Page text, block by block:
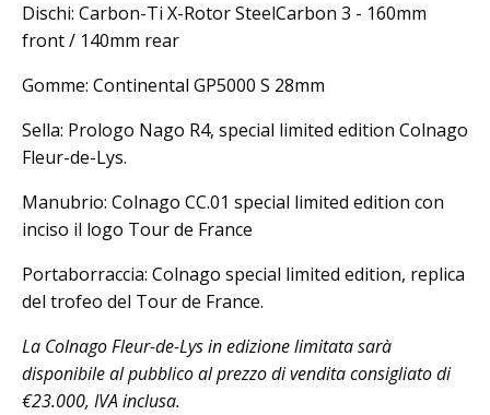
Dischi: Carbon-Ti X-Rotor SteelCarbon 3 - 160mm
front / 140mm rear
Gomme: Continental GP5000 S 28mm
Sella: Prologo Nago R4, special limited edition Colnago
Fleur-de-Lys.
Manubrio: Colnago CC.01 special limited edition con
inciso il logo Tour de France
Portaborraccia: Colnago special limited edition, replica
del trofeo del Tour de France.
La Colnago Fleur-de-Lys in edizione limitata sarà
disponibile al pubblico al prezzo di vendita consigliato di
€23.000, IVA inclusa.